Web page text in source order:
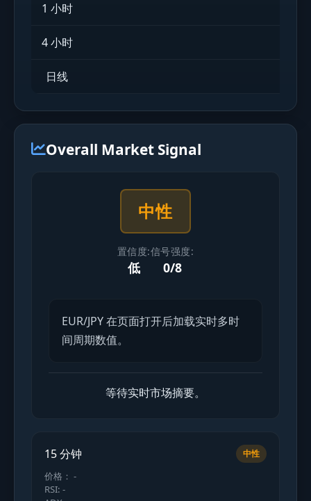
1 小时
4 小时
日线
Overall Market Signal
中性
置信度:
低
信号强度:
0/8
EUR/JPY 在页面打开后加载实时多时
间周期数值。
等待实时市场摘要。
15 分钟 中性
价格： -
RSI: -